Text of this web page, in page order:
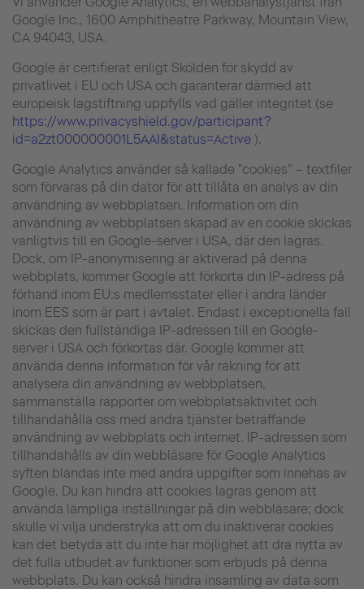
Google Inc., 1600 Amphitheatre Parkway, Mountain View,
CA 94043, USA.
Google är certifierat enligt Skölden för skydd av
privatlivet i EU och USA och garanterar därmed att
europeisk lagstiftning uppfylls vad gäller integritet (se
https://www.privacyshield.gov/participant?
id=a2zt000000001L5AAI&status=Active ).
Google Analytics använder så kallade "cookies” – textfiler
som förvaras på din dator för att tillåta en analys av din
användning av webbplatsen. Information om din
användning av webbplatsen skapad av en cookie skickas
vanligtvis till en Google-server i USA, där den lagras.
Dock, om IP-anonymisering är aktiverad på denna
webbplats, kommer Google att förkorta din IP-adress på
förhand inom EU:s medlemsstater eller i andra länder
inom EES som är part i avtalet. Endast i exceptionella fall
skickas den fullständiga IP-adressen till en Google-
server i USA och förkortas där. Google kommer att
använda denna information för vår räkning för att
analysera din användning av webbplatsen,
sammanställa rapporter om webbplatsaktivitet och
tillhandahålla oss med andra tjänster beträffande
användning av webbplats och internet. IP-adressen som
tillhandahålls av din webbläsare för Google Analytics
syften blandas inte med andra uppgifter som innehas av
Google. Du kan hindra att cookies lagras genom att
använda lämpliga inställningar på din webbläsare; dock
skulle vi vilja understryka att om du inaktiverar cookies
kan det betyda att du inte har möjlighet att dra nytta av
det fulla utbudet av funktioner som erbjuds på denna
webbplats. Du kan också hindra insamling av data som